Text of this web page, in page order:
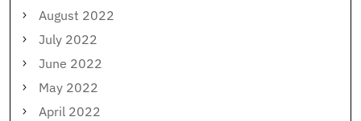
August 2022
July 2022
June 2022
May 2022
April 2022